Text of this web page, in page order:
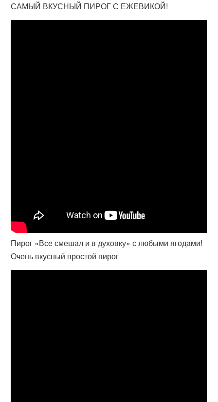
САМЫЙ ВКУСНЫЙ ПИРОГ С ЕЖЕВИКОЙ!
Пирог «Все смешал и в духовку» с любыми ягодами!
Очень вкусный простой пирог